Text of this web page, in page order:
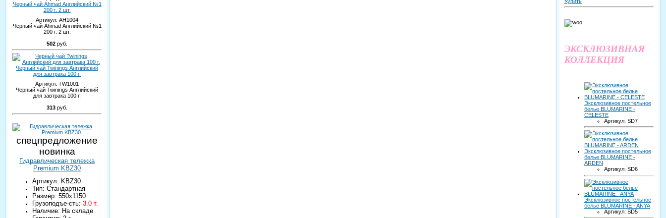
Черный чай Ahmad Английский №1
200 г. 2 шт.
Артикул: AH1004
Черный чай Ahmad Английский №1
200 г. 2 шт.
502 руб.
Черный чай Twinings Английский
для завтрака 100 г.
Артикул: TW1001
Черный чай Twinings Английский
для завтрака 100 г.
313 руб.
спецпредложение
новинка
Гидравлическая тележка
Premium KBZ30
Артикул: KBZ30
Тип: Стандартная
Размер: 550х1150
Грузоподъе-сть: 3.0 т.
Наличие: На складе
ЭКСКЛЮЗИВНАЯ
КОЛЛЕКЦИЯ
Эксклюзивное постельное
белье BLUMARINE -
CELESTE
Артикул: SD7
Эксклюзивное постельное
белье BLUMARINE -
ARDEN
Артикул: SD6
Эксклюзивное постельное
белье BLUMARINE - ANYA
Артикул: SD5